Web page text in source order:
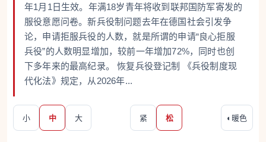
年1月1日生效。年满18岁青年将收到联邦国防军寄发的
服役意愿问卷。新兵役制问题去年在德国社会引发争
论，申请拒服兵役的人数，就是所谓的申请“良心拒服
兵役”的人数明显增加，较前一年增加72%，同时也创
下多年来的最高纪录。 恢复兵役登记制 《兵役制度现
代化法》规定，从2026年...
小 中 大 紧 松 ◐ 暖色